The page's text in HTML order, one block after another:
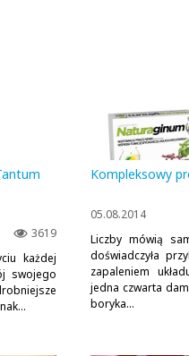
3619
każdej
swojego
Kompleksowy
05.08.2014
Liczby mówią
doświadczyła
zapaleniem
jedna czwarta
boryka...